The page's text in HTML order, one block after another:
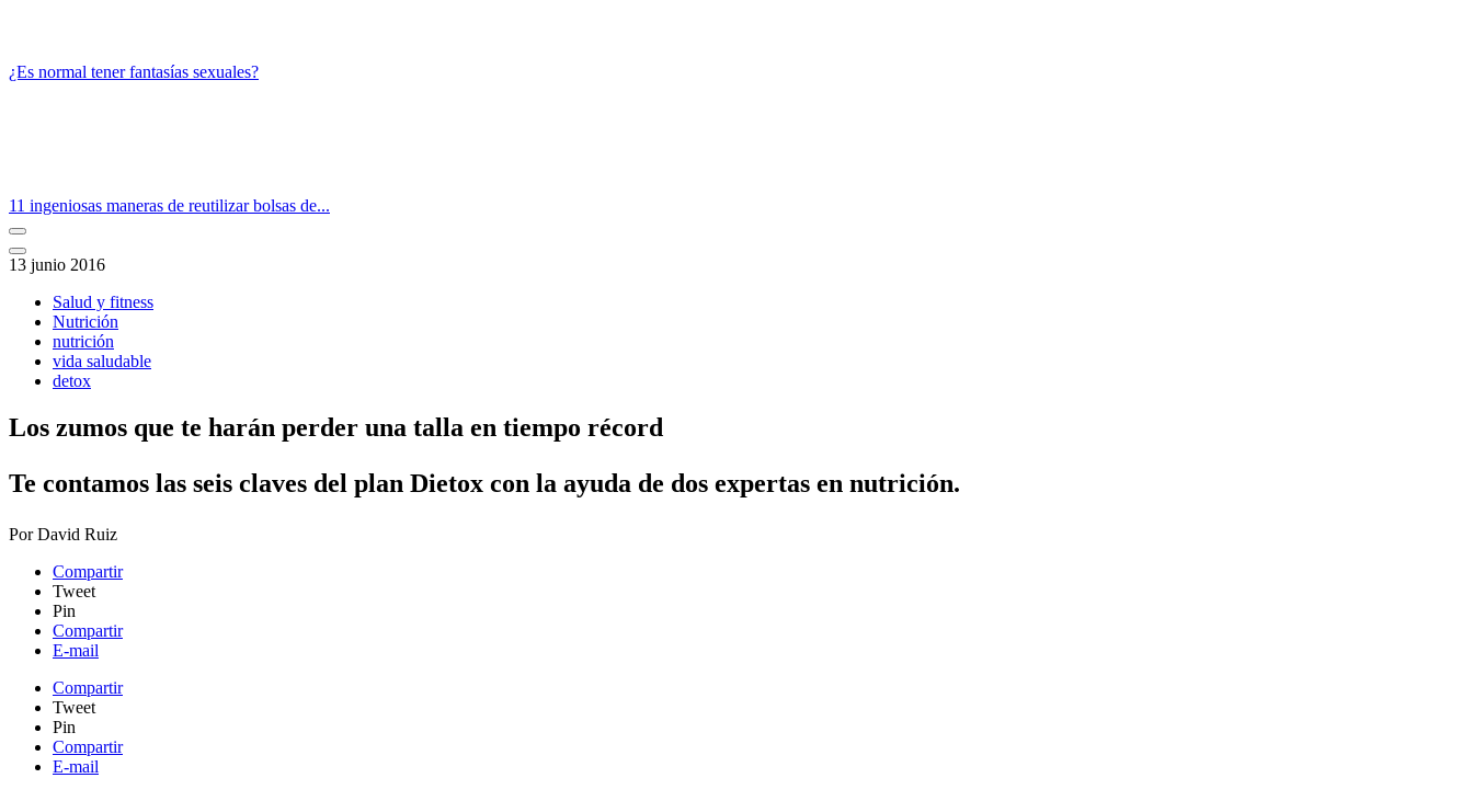
¿Es normal tener fantasías sexuales?
11 ingeniosas maneras de reutilizar bolsas de...
13 junio 2016
Salud y fitness
Nutrición
nutrición
vida saludable
detox
Los zumos que te harán perder una talla en tiempo récord
Te contamos las seis claves del plan Dietox con la ayuda de dos expertas en nutrición.
PorDavid Ruiz
Compartir
Tweet
Pin
Compartir
E-mail
Compartir
Tweet
Pin
Compartir
E-mail